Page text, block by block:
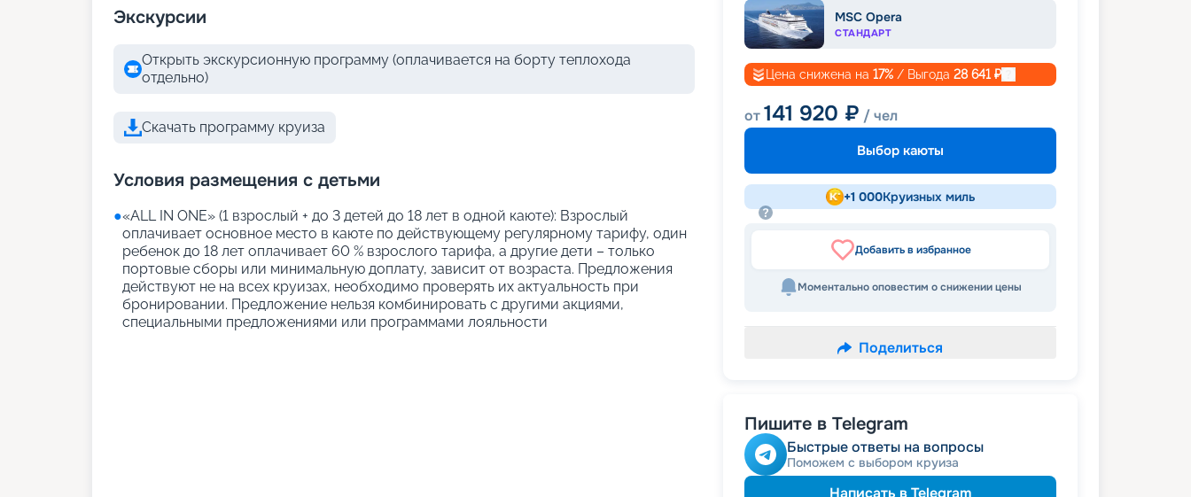
Экскурсии
Открыть экскурсионную программу (оплачивается на борту теплохода
отдельно)
Скачать программу круиза
Условия размещения с детьми
●«АLL IN ONE» (1 взрослый + до 3 детей до 18 лет в одной каюте): Взрослый
оплачивает основное место в каюте по действующему регулярному тарифу, один
ребенок до 18 лет оплачивает 60 % взрослого тарифа, а другие дети – только
портовые сборы или минимальную доплату, зависит от возраста. Предложения
действуют не на всех круизах, необходимо проверять их актуальность при
бронировании. Предложение нельзя комбинировать с другими акциями,
специальными предложениями или программами лояльности
MSC Opera
СТАНДАРТ
Цена снижена на 17% / Выгода 28 641₽
от141 920 ₽ / чел
Выбор каюты
+1 000Круизных миль
Добавить в избранное
Моментально оповестим о снижении цены
Поделиться
Пишите в Telegram
Быстрые ответы на вопросы
Поможем с выбором круиза
Написать в Telegram